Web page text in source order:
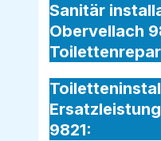
Sanitär
Obervellach
9821: